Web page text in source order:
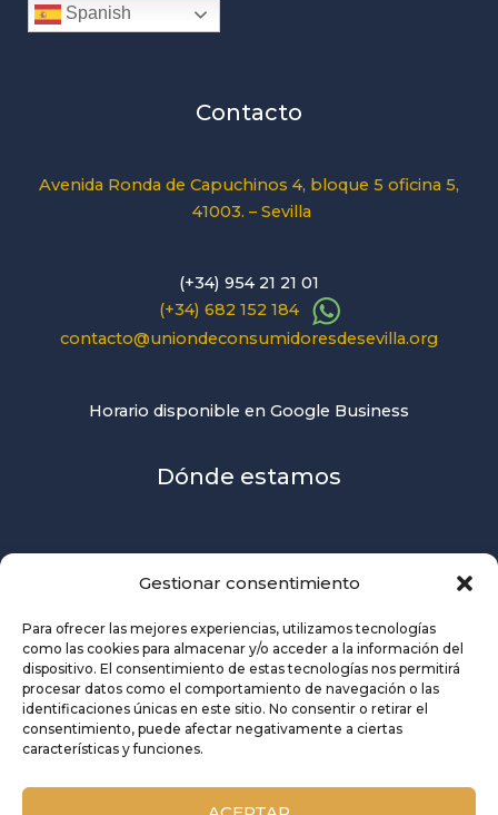
Gestionar consentimiento
Para ofrecer las mejores experiencias, utilizamos tecnologías
como las cookies para almacenar y/o acceder a la información del
dispositivo. El consentimiento de estas tecnologías nos permitirá
procesar datos como el comportamiento de navegación o las
identificaciones únicas en este sitio. No consentir o retirar el
consentimiento, puede afectar negativamente a ciertas
características y funciones.
Spanish
Contacto
Avenida Ronda de Capuchinos 4, bloque 5 oficina 5,
41003. – Sevilla
(+34) 954 21 21 01
(+34) 682 152 184
contacto@uniondeconsumidoresdesevilla.org
Horario disponible en Google Business
Dónde estamos